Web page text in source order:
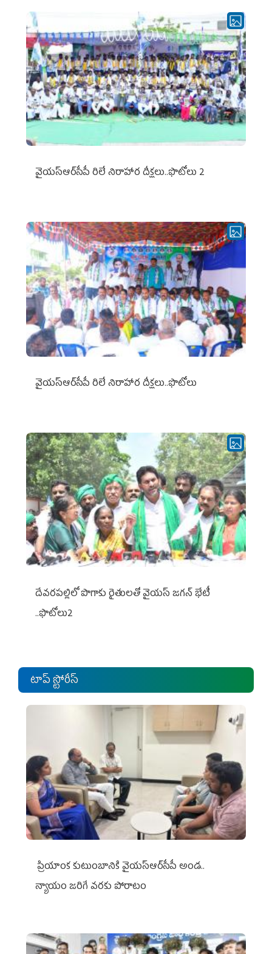
వైయ‌స్ఆర్‌సీపీ రిలే నిరాహార దీక్షలు..ఫొటోలు 2
వైయ‌స్ఆర్‌సీపీ రిలే నిరాహార దీక్షలు..ఫొటోలు
దేవరపల్లిలో పొగాకు రైతులతో వైయస్ జగన్ భేటీ
..ఫొటోలు2
టాప్ స్టోరీస్
ప్రియాంక కుటుంబానికి వైయ‌స్ఆర్‌సీపీ అండ..
న్యాయం జరిగే వరకు పోరాటం